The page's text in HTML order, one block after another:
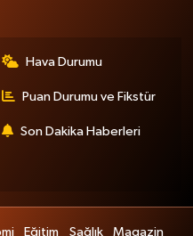
Hava Durumu
Puan Durumu ve Fikstür
Son Dakika Haberleri
Eğitim Sağlık Magazin